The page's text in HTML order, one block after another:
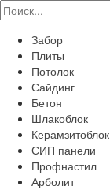
Забор
Плиты
Потолок
Сайдинг
Бетон
Шлакоблок
Керамзитоблок
СИП панели
Профнастил
Арболит